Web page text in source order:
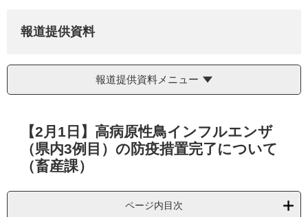
報道提供資料
報道提供資料メニュー
【2月1日】高病原性鳥インフルエンザ
（県内3例目）の防疫措置完了について
（畜産課）
ページ内目次